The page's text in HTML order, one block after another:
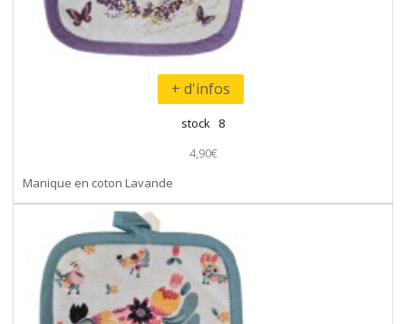
+ d'infos
stock 8
4,90€
Manique en coton Lavande